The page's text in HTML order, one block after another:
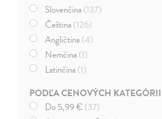
Slovenčina(137)
Čeština(126)
Angličtina(4)
Nemčina(1)
Latinčina(1)
PODĽA CENOVÝCH KATEGÓRII
Do 5,99 € (37)